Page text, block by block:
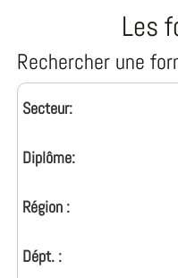
Les
Rechercher une
Secteur:
Diplôme:
Région :
Dépt. :